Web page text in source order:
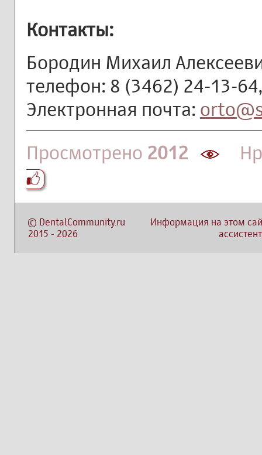
Контакты:
Бородин Михаил
телефон: 8 (3462) 24-13-
Электронная почта:
Просмотрено 2012
© DentalCommunity.ru
2015 - 2026
Информация на этом